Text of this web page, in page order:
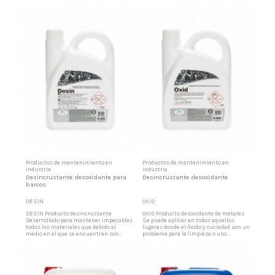
protección de las piezas Lubrica y
protege todo tipo de...
desencofrante Producto constituido por
Productos de mantenimiento en
industria
Desincrustante desoxidante para
barcos
DESIN
DESIN Producto desincrustante
Desarrollado para mantener impecables
todos los materiales que debido al
medio en el que se encuentran son
grilletes, anclas, etc., permanezcan
Productos de mantenimiento en
industria
Desincrustante desoxidante
OXID
OXID Producto desoxidante de metales
Se puede aplicar en todos aquellos
lugares donde el óxido y suciedad son un
problema para la limpieza o uso.
desoxida también disuelve suciedades